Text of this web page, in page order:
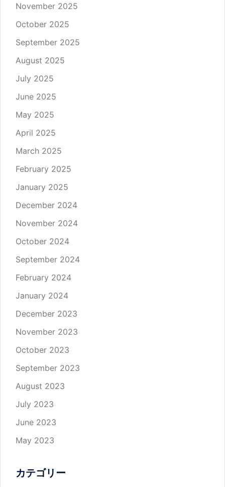
November 2025
October 2025
September 2025
August 2025
July 2025
June 2025
May 2025
April 2025
March 2025
February 2025
January 2025
December 2024
November 2024
October 2024
September 2024
February 2024
January 2024
December 2023
November 2023
October 2023
September 2023
August 2023
July 2023
June 2023
May 2023
カテゴリー